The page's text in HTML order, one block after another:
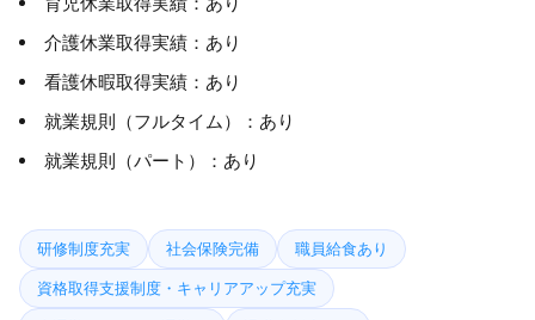
介護休業取得実績：あり
看護休暇取得実績：あり
就業規則（フルタイム）：あり
就業規則（パート）：あり
研修制度充実 社会保険完備 職員給食あり
資格取得支援制度・キャリアアップ充実